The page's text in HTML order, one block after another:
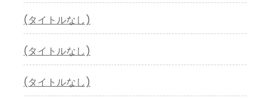
(タイトルなし)
(タイトルなし)
(タイトルなし)